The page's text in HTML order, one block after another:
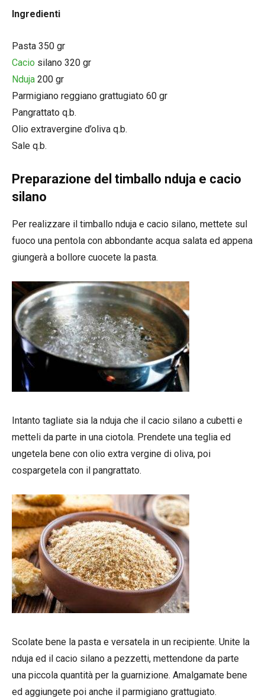
Ingredienti
Pasta 350 gr
Cacio silano 320 gr
Nduja 200 gr
Parmigiano reggiano grattugiato 60 gr
Pangrattato q.b.
Olio extravergine d’oliva q.b.
Sale q.b.
Preparazione del timballo nduja e cacio
silano
Per realizzare il timballo nduja e cacio silano, mettete sul
fuoco una pentola con abbondante acqua salata ed appena
giungerà a bollore cuocete la pasta.
Intanto tagliate sia la nduja che il cacio silano a cubetti e
metteli da parte in una ciotola. Prendete una teglia ed
ungetela bene con olio extra vergine di oliva, poi
cospargetela con il pangrattato.
Scolate bene la pasta e versatela in un recipiente. Unite la
nduja ed il cacio silano a pezzetti, mettendone da parte
una piccola quantità per la guarnizione. Amalgamate bene
ed aggiungete poi anche il parmigiano grattugiato.